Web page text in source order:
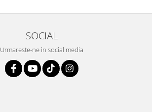
SOCIAL
Urmareste-ne in social media